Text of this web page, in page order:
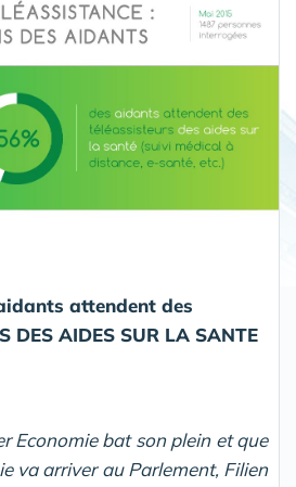
attendent des
DES AIDES SUR LA SANTE
Economie bat son plein et que
va arriver au Parlement, Filien